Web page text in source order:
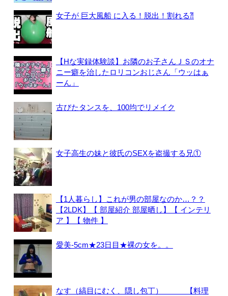
女子が 巨大風船 に入る！脱出！割れる⁈
【Hな実録体験談】お隣のお子さんＪＳのオナ
ニー癖を治したロリコンおじさん「ウッはぁ
ーん」
古びたタンスを、100均でリメイク
女子高生の妹と彼氏のSEXを盗撮する兄①
【1人暮らし】これが男の部屋なのか…？？
【2LDK】【 部屋紹介 部屋晒し】【 インテリ
ア 】【 物件 】
愛美-5cm★23日目★裸の女を。。
なす（縞目にむく、隠し包丁） 【料理